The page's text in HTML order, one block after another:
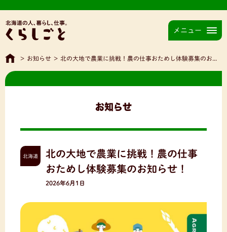
メニュー
> お知らせ > 北の大地で農業に挑戦！農の仕事おためし体験募集のお知らせ！
お知らせ
北海道
北の大地で農業に挑戦！農の仕事
おためし体験募集のお知らせ！
2026年6月1日